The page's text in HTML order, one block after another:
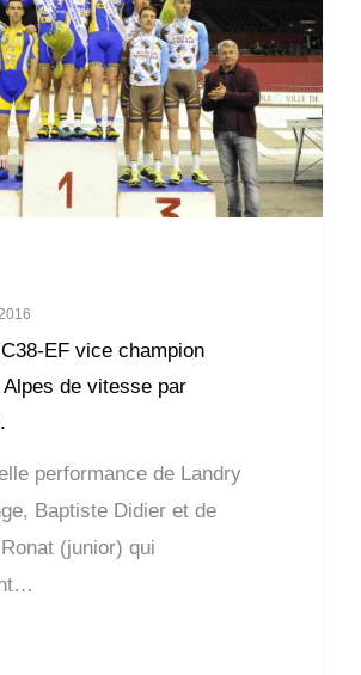
EF vice champion
Alpes de vitesse par
performance de Landry
Baptiste Didier et de
(junior) qui